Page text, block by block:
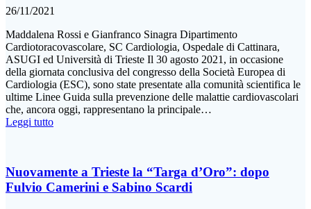
26/11/2021
Maddalena Rossi e Gianfranco Sinagra Dipartimento
Cardiotoracovascolare, SC Cardiologia, Ospedale di Cattinara,
ASUGI ed Università di Trieste Il 30 agosto 2021, in occasione
della giornata conclusiva del congresso della Società Europea di
Cardiologia (ESC), sono state presentate alla comunità scientifica le
ultime Linee Guida sulla prevenzione delle malattie cardiovascolari
che, ancora oggi, rappresentano la principale…
Leggi tutto
Nuovamente a Trieste la “Targa d’Oro”: dopo
Fulvio Camerini e Sabino Scardi